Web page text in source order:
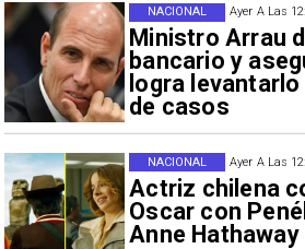
Ayer A Las
Ministro Arrau
bancario y
logra
de casos
NACIONAL
Ayer A Las
Actriz chilena
Oscar con
Anne Hathaway
NACIONAL